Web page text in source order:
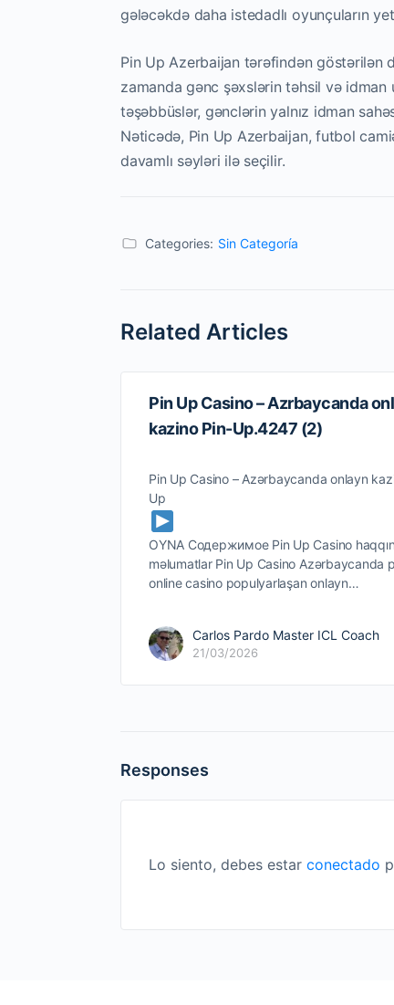
gələcəkdə daha istedadlı oyunçuların
Pin Up Azerbaijan tərəfindən göstərilən
zamanda gənc şəxslərin təhsil və
təşəbbüslər, gənclərin yalnız idman
Nəticədə, Pin Up Azerbaijan, futbol
davamlı səyləri ilə seçilir.
Categories: Sin Categoría
Related Articles
Pin Up Casino – Azrbaycanda
kazino Pin-Up.4247 (2)
Pin Up Casino – Azərbaycanda onlayn
Up
OYNA Содержимое Pin Up Casino
məlumatlar Pin Up Casino Azərbaycanda
online casino populyarlaşan onlayn…
Carlos Pardo Master ICL Coach
21/03/2026
Responses
Lo siento, debes estar conectado